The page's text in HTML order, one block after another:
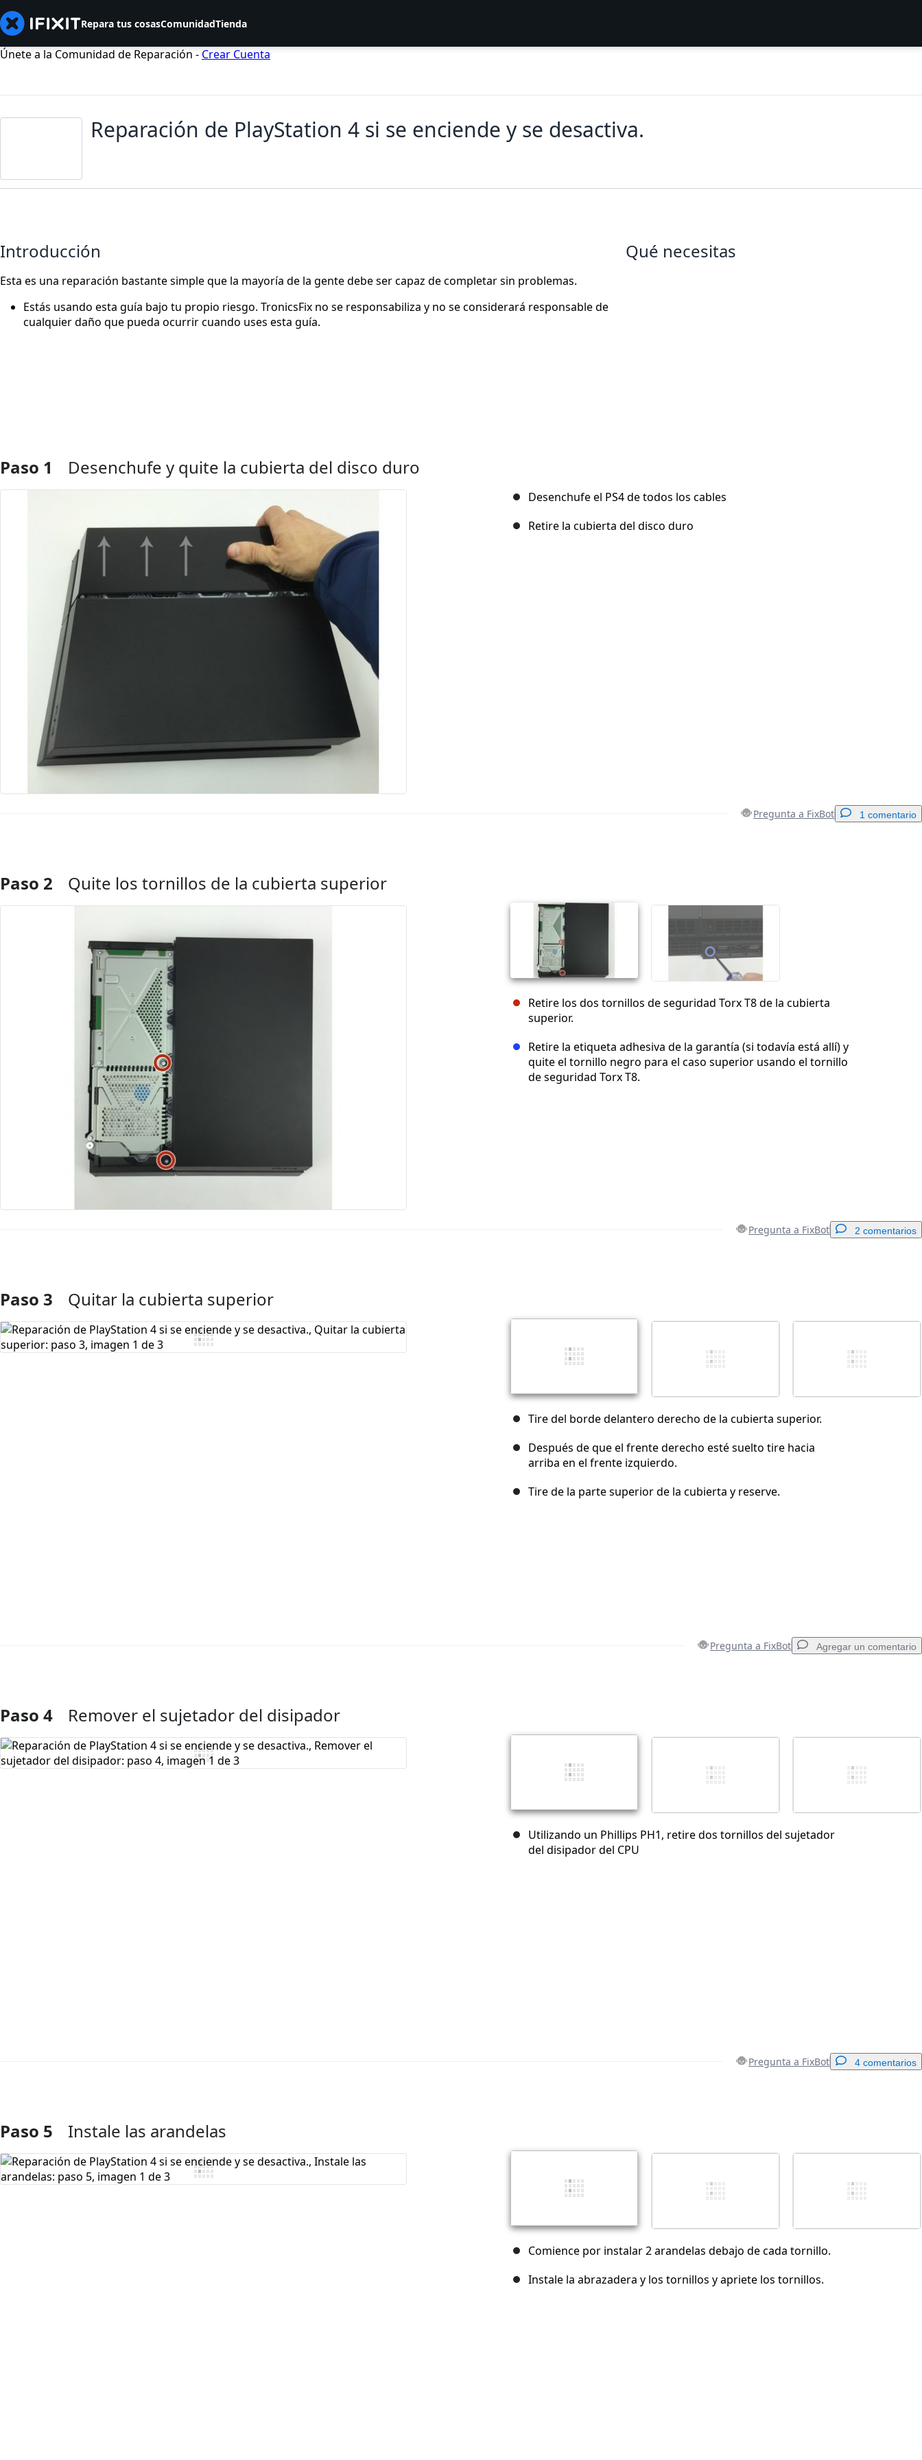
Repara tus cosasComunidadTienda
Únete a la Comunidad de Reparación - Crear Cuenta
Reparación de PlayStation 4 si se enciende y se desactiva.
Introducción
Esta es una reparación bastante simple que la mayoría de la gente debe ser capaz de completar sin problemas.
Estás usando esta guía bajo tu propio riesgo. TronicsFix no se responsabiliza y no se considerará responsable de
cualquier daño que pueda ocurrir cuando uses esta guía.
Qué necesitas
Paso 1 Desenchufe y quite la cubierta del disco duro
Desenchufe el PS4 de todos los cables
Retire la cubierta del disco duro
Pregunta a FixBot 1 comentario
Agregar Comentario
Cancelar
Paso 2 Quite los tornillos de la cubierta superior
Retire los dos tornillos de seguridad Torx T8 de la cubierta
superior.
Retire la etiqueta adhesiva de la garantía (si todavía está allí) y
quite el tornillo negro para el caso superior usando el tornillo
de seguridad Torx T8.
Pregunta a FixBot 2 comentarios
Agregar Comentario
Publicar comentario
Paso 3 Quitar la cubierta superior
Tire del borde delantero derecho de la cubierta superior.
Después de que el frente derecho esté suelto tire hacia
arriba en el frente izquierdo.
Tire de la parte superior de la cubierta y reserve.
Pregunta a FixBot Agregar un comentario
Agregar Comentario
Publicar comentario
Paso 4 Remover el sujetador del disipador
Utilizando un Phillips PH1, retire dos tornillos del sujetador
del disipador del CPU
Pregunta a FixBot 4 comentarios
Agregar Comentario
Publicar comentario
Paso 5 Instale las arandelas
Comience por instalar 2 arandelas debajo de cada tornillo.
Instale la abrazadera y los tornillos y apriete los tornillos.